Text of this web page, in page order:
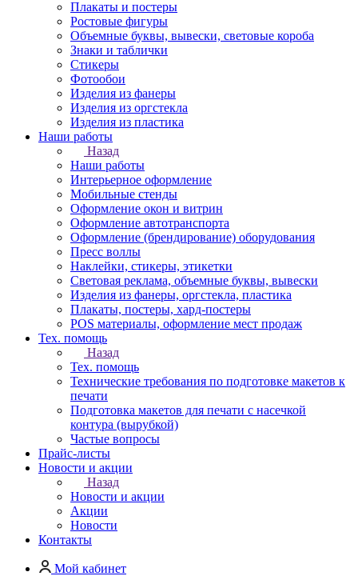
Плакаты и постеры
Ростовые фигуры
Объемные буквы, вывески, световые короба
Знаки и таблички
Стикеры
Фотообои
Изделия из фанеры
Изделия из оргстекла
Изделия из пластика
Наши работы
Назад
Наши работы
Интерьерное оформление
Мобильные стенды
Оформление окон и витрин
Оформление автотранспорта
Оформление (брендирование) оборудования
Пресс воллы
Наклейки, стикеры, этикетки
Световая реклама, объемные буквы, вывески
Изделия из фанеры, оргстекла, пластика
Плакаты, постеры, хард-постеры
POS материалы, оформление мест продаж
Тех. помощь
Назад
Тех. помощь
Технические требования по подготовке макетов к
печати
Подготовка макетов для печати с насечкой
контура (вырубкой)
Частые вопросы
Прайс-листы
Новости и акции
Назад
Новости и акции
Акции
Новости
Контакты
Мой кабинет